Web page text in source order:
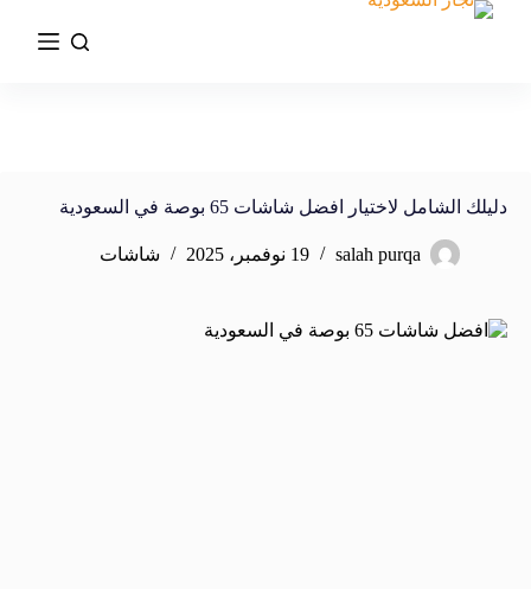
دليلك الشامل لاختيار افضل شاشات 65 بوصة في السعودية
salah purqa 19 نوفمبر، 2025 شاشات